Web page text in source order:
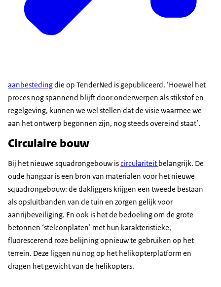
aanbestedingdie op TenderNed is gepubliceerd. ‘Hoewel het
proces nog spannend blijft door onderwerpen als stikstof en
regelgeving, kunnen we wel stellen dat de visie waarmee we
aan het ontwerp begonnen zijn, nog steeds overeind staat’.
Circulaire bouw
Bij het nieuwe squadrongebouw iscirculariteit belangrijk. De
oude hangaar is een bron van materialen voor het nieuwe
squadrongebouw: de dakliggers krijgen een tweede bestaan
als opsluitbanden van de tuin en zorgen gelijk voor
aanrijbeveiliging. En ook is het de bedoeling om de grote
betonnen ‘stelconplaten’ met hun karakteristieke,
fluorescerend roze belijning opnieuw te gebruiken op het
terrein. Deze liggen nu nog op het helikopterplatform en
dragen het gewicht van de helikopters.